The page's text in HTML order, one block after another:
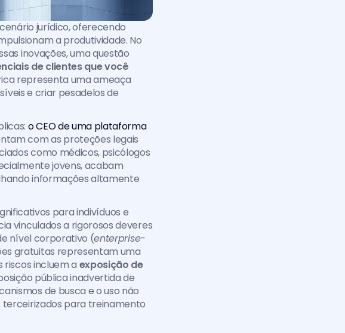
jurídico, oferecendo
a produtividade. No
inovações, uma questão
de clientes que você
representa uma ameaça
e criar pesadelos de
o CEO de uma plataforma
com as proteções legais
como médicos, psicólogos
jovens, acabam
informações altamente
para indivíduos e
vinculados a rigorosos deveres
nível corporativo (enterprise-
gratuitas representam uma
riscos incluem a exposição de
pública inadvertida de
de busca e o uso não
para treinamento